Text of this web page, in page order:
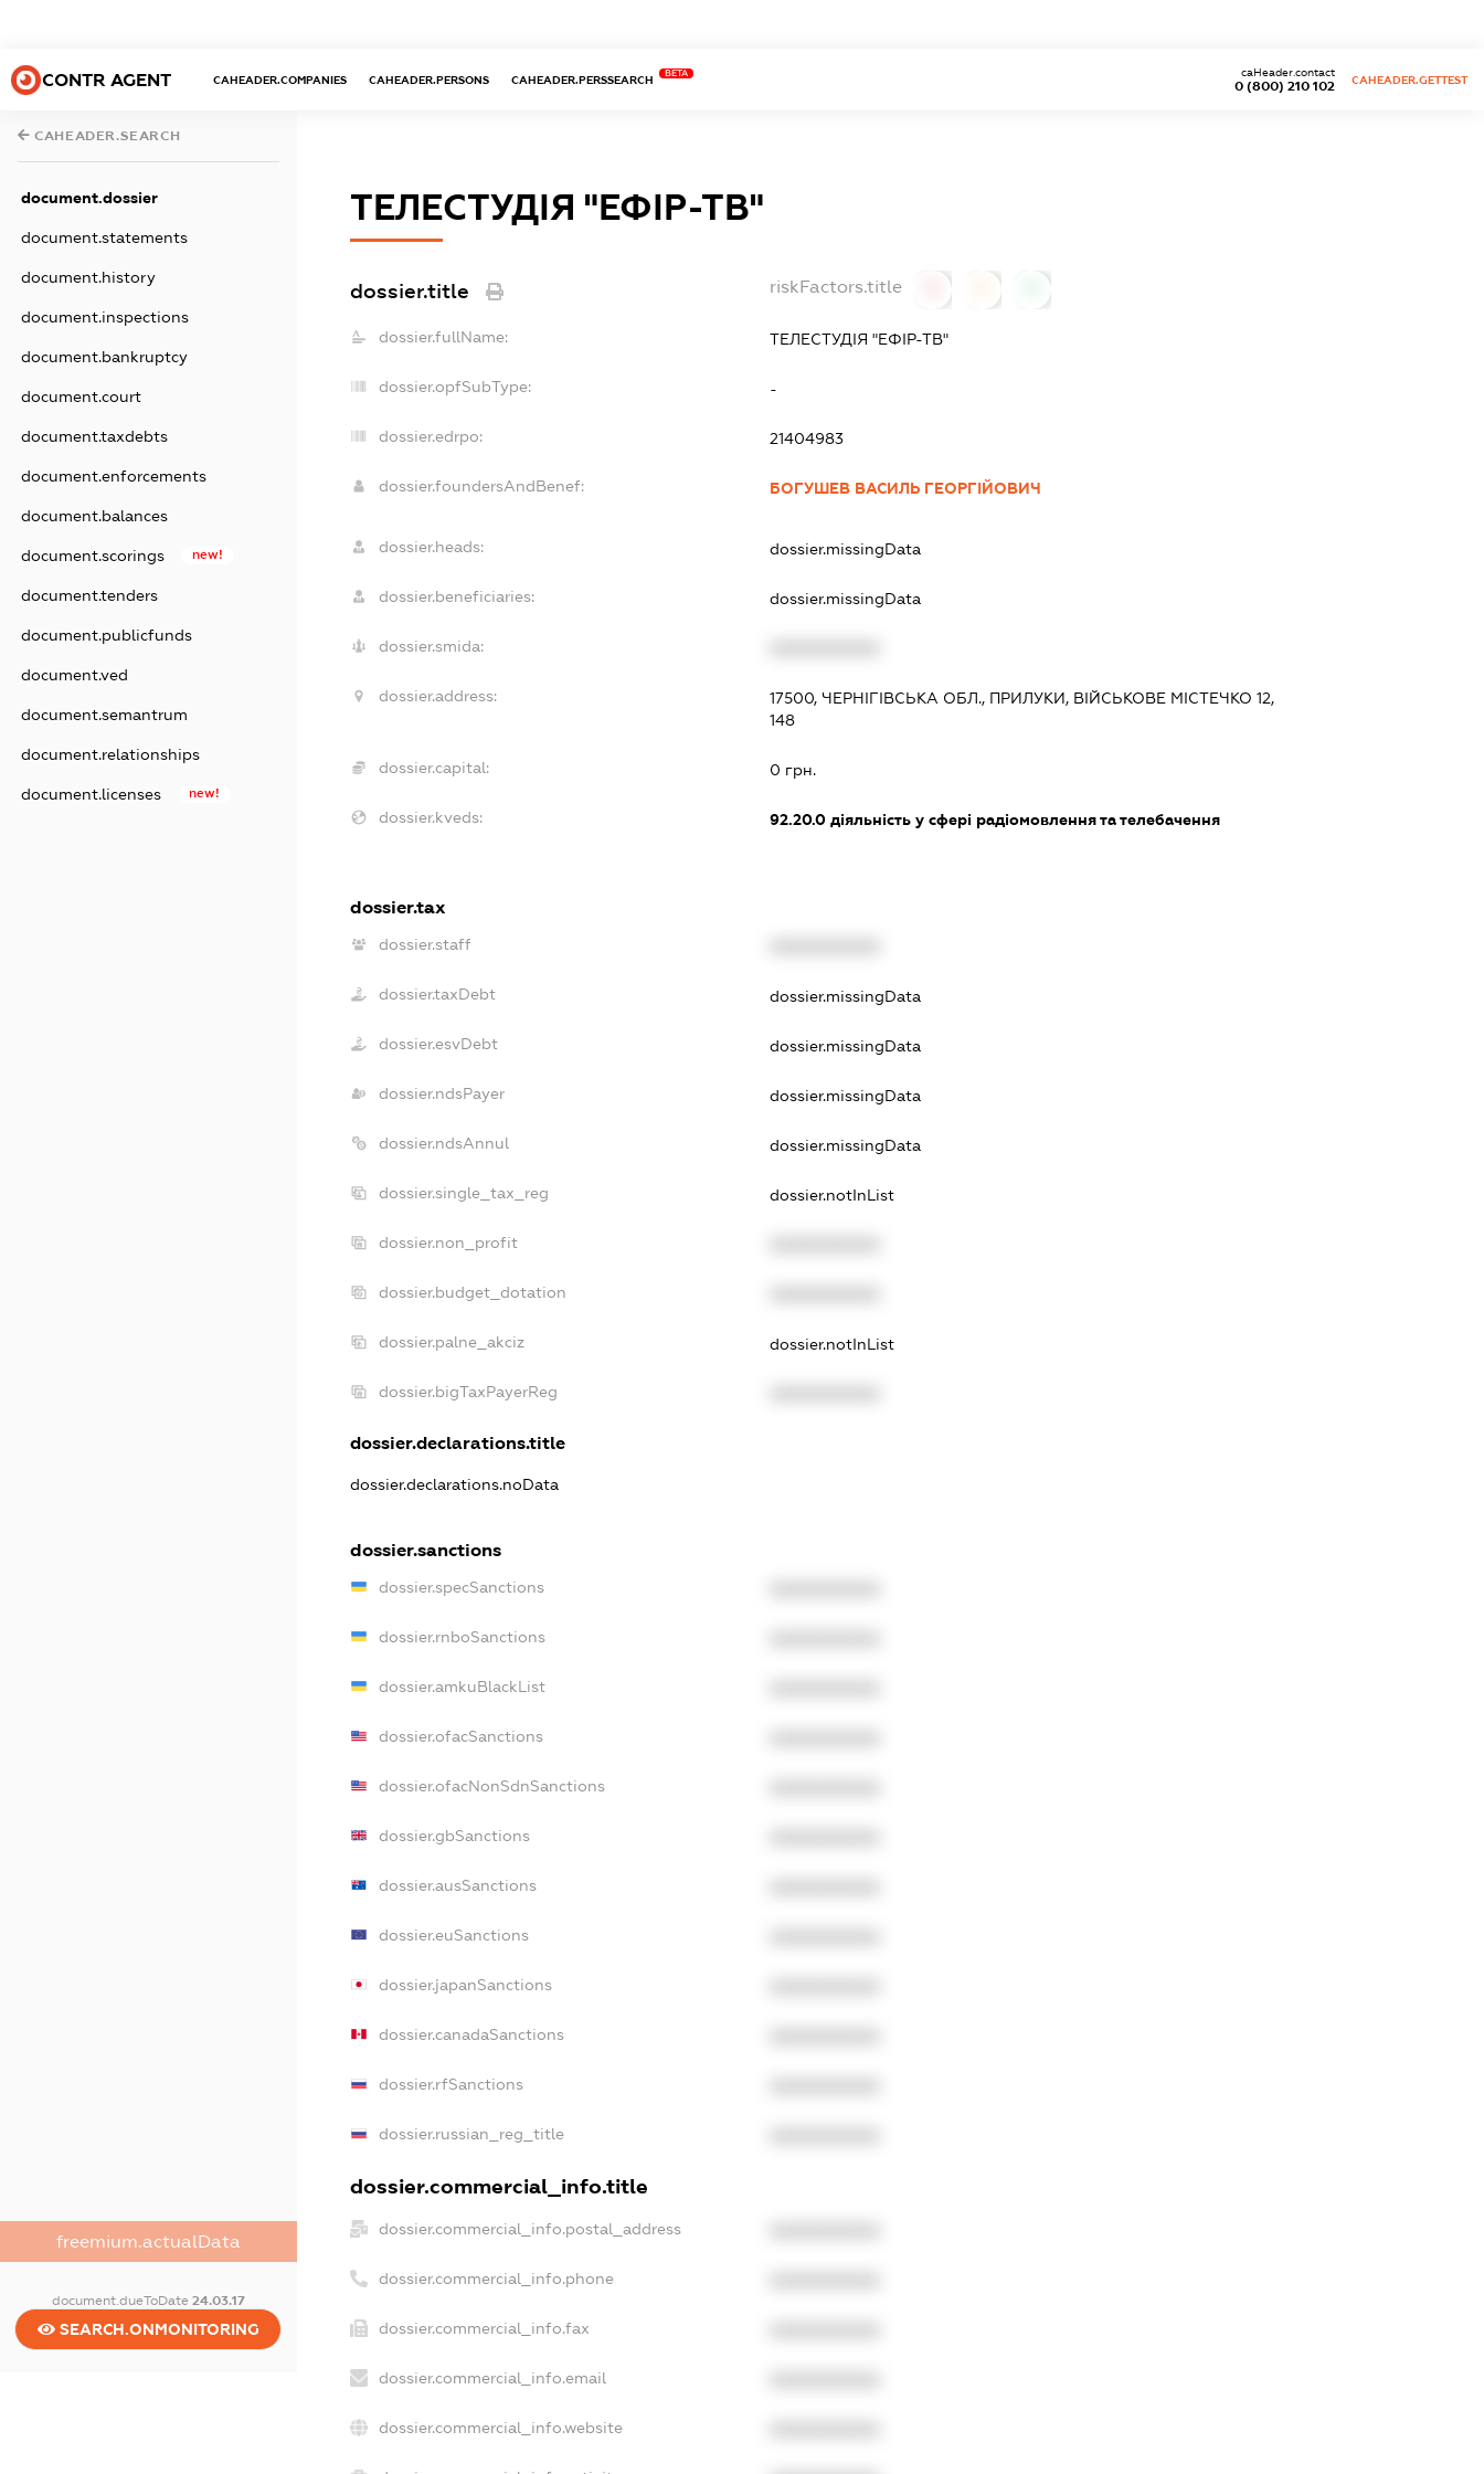
CONTR AGENT CAHEADER.COMPANIES CAHEADER.PERSONS CAHEADER.PERSSEARCH
BETA
0 (800) 210 102
caHeader.contact
CAHEADER.GETTEST
CAHEADER.SEARCH
document.dossier
document.statements
document.history
document.inspections
document.bankruptcy
document.court
document.taxdebts
document.enforcements
document.balances
document.scorings new!
document.tenders
document.publicfunds
document.ved
document.semantrum
document.relationships
document.licenses new!
freemium.actualData
document.dueToDate 24.03.17
SEARCH.ONMONITORING
ТЕЛЕСТУДІЯ "ЕФІР-ТВ"
dossier.title riskFactors.title
dossier.fullName: ТЕЛЕСТУДІЯ "ЕФІР-ТВ"
dossier.opfSubType: -
dossier.edrpo: 21404983
dossier.foundersAndBenef: БОГУШЕВ ВАСИЛЬ ГЕОРГІЙОВИЧ
dossier.heads: dossier.missingData
dossier.beneficiaries: dossier.missingData
dossier.smida:
dossier.address:
17500, ЧЕРНІГІВСЬКА ОБЛ., ПРИЛУКИ, ВІЙСЬКОВЕ МІСТЕЧКО 12,
148
dossier.capital: 0 грн.
dossier.kveds: 92.20.0діяльність у сфері радіомовлення та телебачення
dossier.tax
dossier.staff
dossier.taxDebt dossier.missingData
dossier.esvDebt dossier.missingData
dossier.ndsPayer dossier.missingData
dossier.ndsAnnul dossier.missingData
dossier.single_tax_reg dossier.notInList
dossier.non_profit
dossier.budget_dotation
dossier.palne_akciz dossier.notInList
dossier.bigTaxPayerReg
dossier.declarations.title
dossier.declarations.noData
dossier.sanctions
dossier.specSanctions
dossier.rnboSanctions
dossier.amkuBlackList
dossier.ofacSanctions
dossier.ofacNonSdnSanctions
dossier.gbSanctions
dossier.ausSanctions
dossier.euSanctions
dossier.japanSanctions
dossier.canadaSanctions
dossier.rfSanctions
dossier.russian_reg_title
dossier.commercial_info.title
dossier.commercial_info.postal_address
dossier.commercial_info.phone
dossier.commercial_info.fax
dossier.commercial_info.email
dossier.commercial_info.website